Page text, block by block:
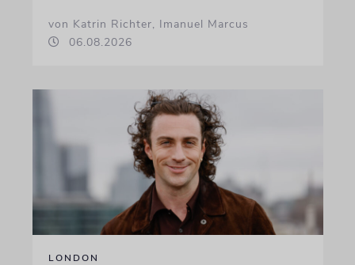
von Katrin Richter, Imanuel Marcus
06.08.2026
LONDON